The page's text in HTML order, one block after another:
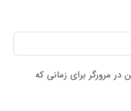
مرورگر برای زمانی که